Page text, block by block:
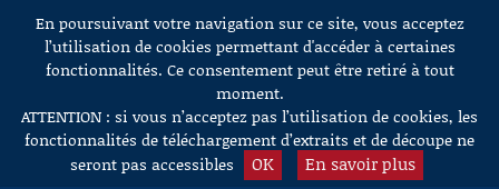
Aller au contenu
En poursuivant votre navigation sur ce site, vous acceptez
l’utilisation de cookies permettant d'accéder à certaines
fonctionnalités. Ce consentement peut être retiré à tout
moment.
ATTENTION : si vous n’acceptez pas l’utilisation de cookies, les
fonctionnalités de téléchargement d’extraits et de découpe ne
seront pas accessibles
OK En savoir plus